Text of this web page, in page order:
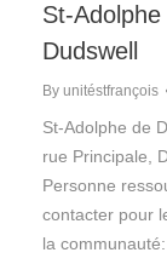
St-Adolphe
Dudswell
By unitéstfrançois
St-Adolphe de
rue Principale,
Personne
contacter pour
la